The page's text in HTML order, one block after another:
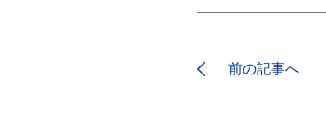
前の記事へ